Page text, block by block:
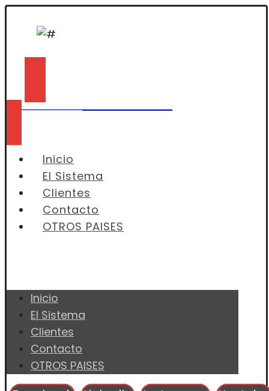
Asesoría sin costo
Inicio
El Sistema
Clientes
Contacto
OTROS PAISES
Inicio
El Sistema
Clientes
Contacto
OTROS PAISES